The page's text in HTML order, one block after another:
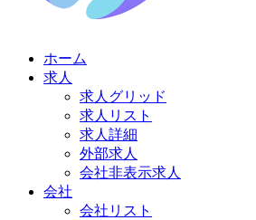
ホーム
求人
求人グリッド
求人リスト
求人詳細
外部求人
会社非表示求人
会社
会社リスト